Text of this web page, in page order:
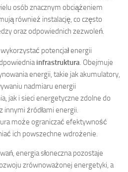
osób znacznym obciążeniem
również instalację, co często
oraz odpowiednich zezwoleń.
potencjał energii
infrastruktura. Obejmuje
energii, takie jak akumulatory,
nadmiaru energii
jak i sieci energetyczne zdolne do
innymi źródłami energii.
może ograniczać efektywność
ich powszechne wdrożenie.
energia słoneczna pozostaje
zrównoważonej energetyki, a